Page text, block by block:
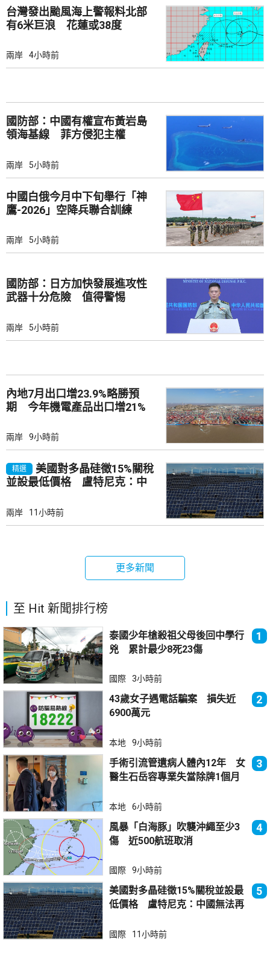
台灣發出颱風海上警報料北部
有6米巨浪 花蓮或38度
兩岸 4小時前
國防部：中國有權宣布黃岩島
領海基線 菲方侵犯主權
兩岸 5小時前
中國白俄今月中下旬舉行「神
鷹-2026」空降兵聯合訓練
兩岸 5小時前
國防部：日方加快發展進攻性
武器十分危險 值得警惕
兩岸 5小時前
內地7月出口增23.9%略勝預
期 今年機電產品出口增21%
兩岸 9小時前
精選
美國對多晶硅徵15%關稅
並設最低價格 盧特尼克：中
兩岸 11小時前
更多新聞
至 Hit 新聞排行榜
泰國少年槍殺祖父母後回中學行
兇 累計最少8死23傷
1
國際 3小時前
43歲女子遇電話騙案 損失近
6900萬元
2
本地 9小時前
手術引流管遺病人體內12年 女
醫生石岳容專業失當除牌1個月
3
本地 6小時前
風暴「白海豚」吹襲沖繩至少3
傷 近500航班取消
4
國際 9小時前
美國對多晶硅徵15%關稅並設最
低價格 盧特尼克：中國無法再
5
國際 11小時前